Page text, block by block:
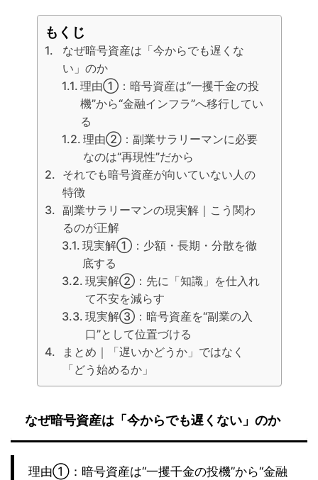
もくじ
なぜ暗号資産は「今からでも遅くな
い」のか
理由①：暗号資産は“一攫千金の投
機”から“金融インフラ”へ移行してい
る
理由②：副業サラリーマンに必要
なのは“再現性”だから
それでも暗号資産が向いていない人の
特徴
副業サラリーマンの現実解｜こう関わ
るのが正解
現実解①：少額・長期・分散を徹
底する
現実解②：先に「知識」を仕入れ
て不安を減らす
現実解③：暗号資産を“副業の入
口”として位置づける
まとめ｜「遅いかどうか」ではなく
「どう始めるか」
なぜ暗号資産は「今からでも遅くない」のか
理由①：暗号資産は“一攫千金の投機”から“金融